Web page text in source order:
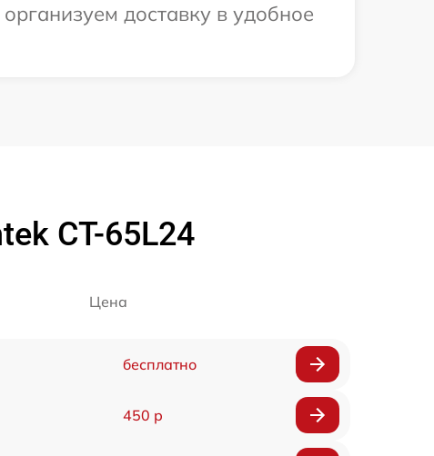
доставку в удобное
CT-65L24
Цена
бесплатно
450 р